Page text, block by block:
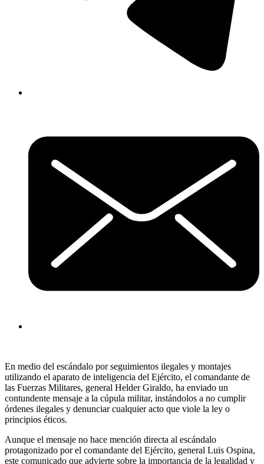
En medio del escándalo por seguimientos ilegales y montajes
utilizando el aparato de inteligencia del Ejército, el comandante de
las Fuerzas Militares, general Helder Giraldo, ha enviado un
contundente mensaje a la cúpula militar, instándolos a no cumplir
órdenes ilegales y denunciar cualquier acto que viole la ley o
principios éticos.
Aunque el mensaje no hace mención directa al escándalo
protagonizado por el comandante del Ejército, general Luis Ospina,
este comunicado que advierte sobre la importancia de la legalidad y